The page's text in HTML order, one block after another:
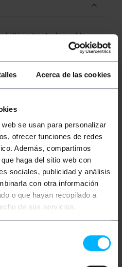
Acerca de las cookies
se usan para personalizar
ofrecer funciones de redes
Además, compartimos
haga del sitio web con
sociales, publicidad y análisis
con otra información
o que hayan recopilado a
de sus servicios.
FPV. Es tracta d'un cable
de sistemes. Ideal per
circuits impresos,
etc.
per interconnectar
HDMI mascle tipus A,
del cable.
50 cm.
x 1.0 cm
x 4.0 x 1.0 cm